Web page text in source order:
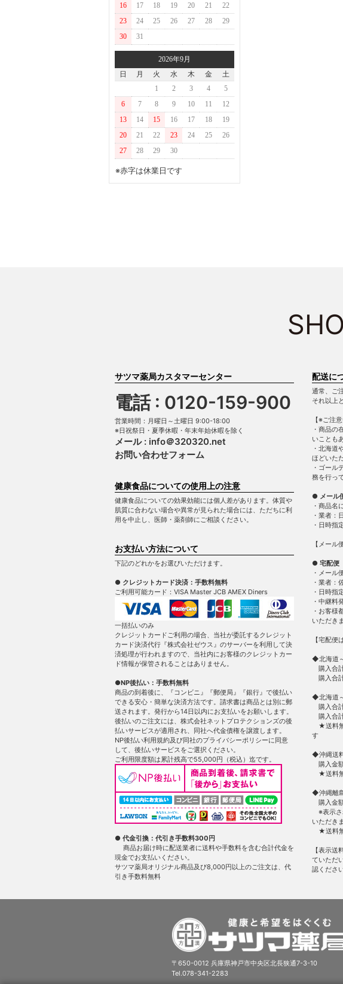
16
17 18 19 20 21
22
23
24 25 26 27 28
29
30
31
2026年9月
日
月 火 水 木 金
土
1
2 3 4
5
6
7 8 9 10 11
12
13
14 15 16 17 18
19
20
21 22 23 24 25
26
27
28 29 30
※赤字は休業日です
サツマ薬局カスタマーセンター
電話 : 0120-159-900
営業時間：月曜日～土曜日 9:00-18:00
※日祝祭日・夏季休暇・年末年始休暇を除く
メール : info＠320320.net
お問い合わせフォーム
健康食品についての使用上の注意
健康食品についての効果効能には個人差があります。体質や
肌質に合わない場合や異常が見られた場合には、ただちに利
用を中止し、医師・薬剤師にご相談ください。
お支払い方法について
下記のどれかをお選びいただけます。
● クレジットカード決済：手数料無料
ご利用可能カード：VISA Master JCB AMEX Diners
一括払いのみ
クレジットカードご利用の場合、当社が委託するクレジット
カード決済代行『株式会社ゼウス』のサーバーを利用して決
済処理が行われますので、当社内にお客様のクレジットカー
ド情報が保管されることはありません。
●NP後払い：手数料無料
商品の到着後に、『コンビニ』『郵便局』『銀行』で後払い
できる安心・簡単な決済方法です。請求書は商品とは別に郵
送されます。発行から14日以内にお支払いをお願いします。
後払いのご注文には、株式会社ネットプロテクションズの後
払いサービスが適用され、同社へ代金債権を譲渡します。
NP後払い利用規約及び同社のプライバシーポリシーに同意
して、後払いサービスをご選択ください。
ご利用限度額は累計残高で55,000円（税込）迄です。
● 代金引換：代引き手数料300円
商品お届け時に配送業者に送料や手数料を含む合計代金を
現金でお支払いください。
サツマ薬局オリジナル商品及び8,000円以上のご注文は、代
引き手数料無料
配送に
通常、ご
それ以上
【※ご注意
・商品の
いことも
・北海道
ほどいた
・ゴール
務を行っ
● メール
・商品名
・業者：
・日時指
【メール
● 宅配便
・メール
・業者：
・日時指
・中継料
・お客様
いただき
【宅配便
◆北海道
購入合
購入合
◆北海道
購入合
購入合
★送料無
す
◆沖縄送
購入金
★送料無
◆沖縄離
購入金
※表示さ
いただき
★送料無
【表示
ていただ
認ください
〒650-0012 兵庫県神戸市中央区北長狭通7-3-10
Tel.078-341-2283